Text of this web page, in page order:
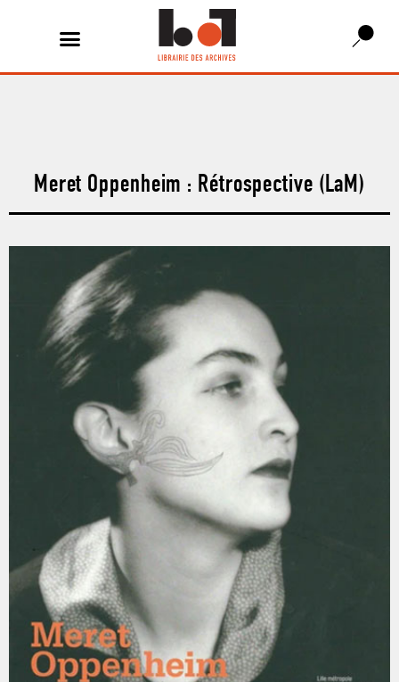
Meret Oppenheim : Rétrospective (LaM)